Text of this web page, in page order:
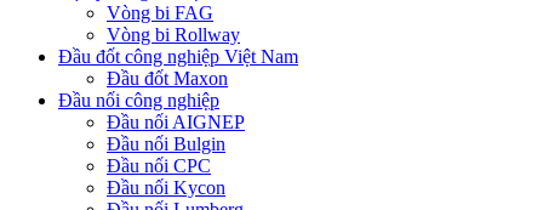
Vòng bi FAG
Vòng bi Rollway
Đầu đốt công nghiệp Việt Nam
Đầu đốt Maxon
Đầu nối công nghiệp
Đầu nối AIGNEP
Đầu nối Bulgin
Đầu nối CPC
Đầu nối Kycon